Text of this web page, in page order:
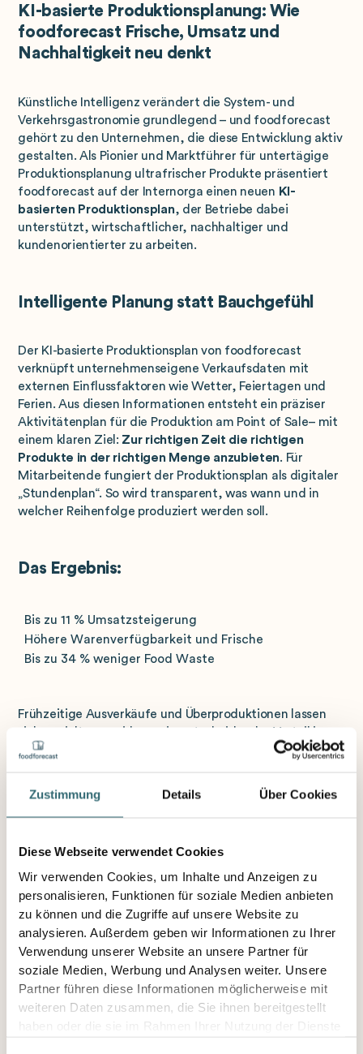
Zustimmung Details Über Cookies
Diese Webseite verwendet Cookies
Wir verwenden Cookies, um Inhalte und Anzeigen zu
personalisieren, Funktionen für soziale Medien anbieten
zu können und die Zugriffe auf unsere Website zu
analysieren. Außerdem geben wir Informationen zu Ihrer
Verwendung unserer Website an unsere Partner für
soziale Medien, Werbung und Analysen weiter. Unsere
Partner führen diese Informationen möglicherweise mit
weiteren Daten zusammen, die Sie ihnen bereitgestellt
KI-basierte Produktionsplanung: Wie
foodforecast Frische, Umsatz und
Nachhaltigkeit neu denkt
Künstliche Intelligenz verändert die System- und
Verkehrsgastronomie grundlegend – und foodforecast
gehört zu den Unternehmen, die diese Entwicklung aktiv
gestalten. Als Pionier und Marktführer für untertägige
Produktionsplanung ultrafrischer Produkte präsentiert
foodforecast auf der Internorga einen neuen KI-
basierten Produktionsplan, der Betriebe dabei
unterstützt, wirtschaftlicher, nachhaltiger und
kundenorientierter zu arbeiten.
Intelligente Planung statt Bauchgefühl
Der KI-basierte Produktionsplan von foodforecast
verknüpft unternehmenseigene Verkaufsdaten mit
externen Einflussfaktoren wie Wetter, Feiertagen und
Ferien. Aus diesen Informationen entsteht ein präziser
Aktivitätenplan für die Produktion am Point of Sale– mit
einem klaren Ziel: Zur richtigen Zeit die richtigen
Produkte in der richtigen Menge anzubieten. Für
Mitarbeitende fungiert der Produktionsplan als digitaler
„Stundenplan“. So wird transparent, was wann und in
welcher Reihenfolge produziert werden soll.
Das Ergebnis:
Bis zu 11 % Umsatzsteigerung
Höhere Warenverfügbarkeit und Frische
Bis zu 34 % weniger Food Waste
Frühzeitige Ausverkäufe und Überproduktionen lassen
sich gezielt vermeiden – ein entscheidender Vorteil in
einem Umfeld, das von Fachkräftemangel, Kostendruck
und Hotellerie in Hamburg
Den neuen KI-basierten Produktionsplan stellt
foodforecast auf derINTERNORGA in Halle A3 auf der
Sonderfläche Hamburg AI, Stand AI4, vor.
Besucherinnen und Besucher erhalten dort Einblicke, wie
datengetriebene Produktionsplanung heute funktioniert